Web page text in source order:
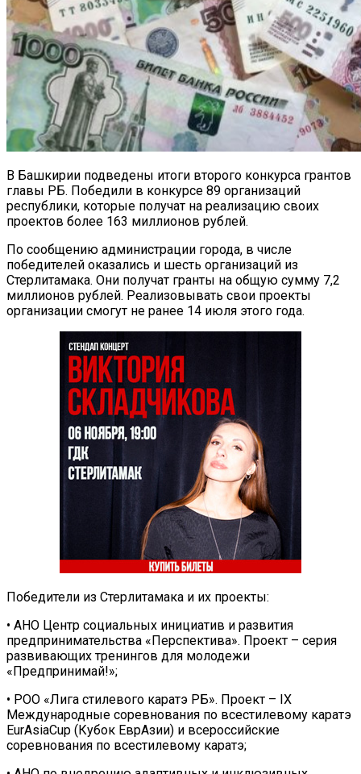
В Башкирии подведены итоги второго конкурса грантов
главы РБ. Победили в конкурсе 89 организаций
республики, которые получат на реализацию своих
проектов более 163 миллионов рублей.
По сообщению администрации города, в числе
победителей оказались и шесть организаций из
Стерлитамака. Они получат гранты на общую сумму 7,2
миллионов рублей. Реализовывать свои проекты
организации смогут не ранее 14 июля этого года.
Победители из Стерлитамака и их проекты:
• АНО Центр социальных инициатив и развития
предпринимательства «Перспектива». Проект – серия
развивающих тренингов для молодежи
«Предпринимай!»;
• РОО «Лига стилевого каратэ РБ». Проект – IX
Международные соревнования по всестилевому каратэ
EurAsiaCup (Кубок ЕврАзии) и всероссийские
соревнования по всестилевому каратэ;